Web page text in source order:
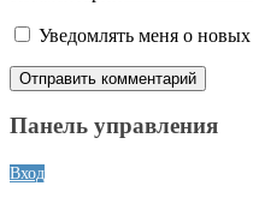
Уведомлять меня о новых
Панель управления
Вход